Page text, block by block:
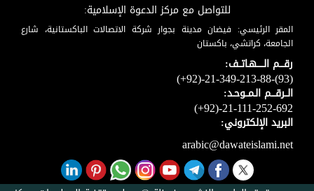
للتواصل مع مركز الدعوة الإسلامية:
المقر الرئيسي: فيضان مدينة بجوار شركة الاتصالات الباكستانية، شارع
الجامعة، كراتشي، باكستان
رقـــم الـــــهـاتــف:
(+92)-21-349-213-88-(93)
الــرقـــم الـمــوحـد:
(+92)-21-111-252-692
البريد الإلكتروني:
arabic@dawateislami.net